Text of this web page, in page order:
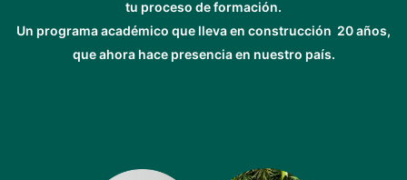
tu proceso de formación.
Un programa académico que lleva en construcción 20 años,
que ahora hace presencia en nuestro país.